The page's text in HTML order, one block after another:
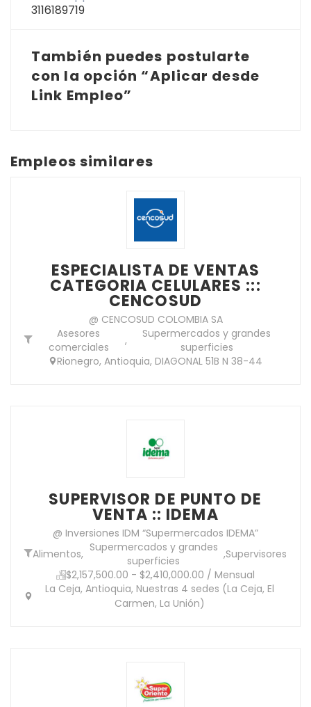
3116189719
También puedes postularte
con la opción “Aplicar desde
Link Empleo”
Empleos similares
ESPECIALISTA DE VENTAS
CATEGORIA CELULARES :::
CENCOSUD
@ CENCOSUD COLOMBIA SA
Asesores
comerciales
,
Supermercados y grandes
superficies
Rionegro, Antioquia, DIAGONAL 51B N 38-44
SUPERVISOR DE PUNTO DE
VENTA :: IDEMA
@ Inversiones IDM “Supermercados IDEMA”
Alimentos, Supermercados y grandes
superficies
,Supervisores
$2,157,500.00 - $2,410,000.00 / Mensual
La Ceja, Antioquia, Nuestras 4 sedes (La Ceja, El
Carmen, La Unión)